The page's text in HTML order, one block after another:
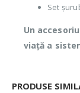
Set
Un
viață a
PRODUSE